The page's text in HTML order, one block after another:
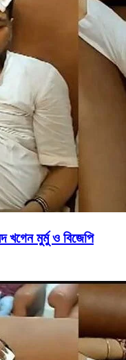
খগেন মুর্মু ও বিজেপি